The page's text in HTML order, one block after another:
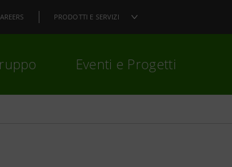
PRODOTTI E SERVIZI
Eventi e Progetti